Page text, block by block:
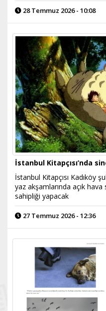
28 Temmuz 2026 - 10:08
İstanbul Kitapçısı’nda
İstanbul Kitapçısı Kadıköy
yaz akşamlarında açık
sahipliği yapacak
27 Temmuz 2026 - 12:36